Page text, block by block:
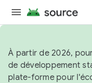
À partir de 2026,
de développement
plate-forme pour